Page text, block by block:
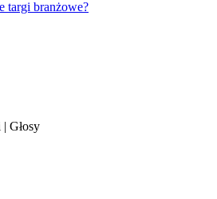
targi branżowe?
| Głosy